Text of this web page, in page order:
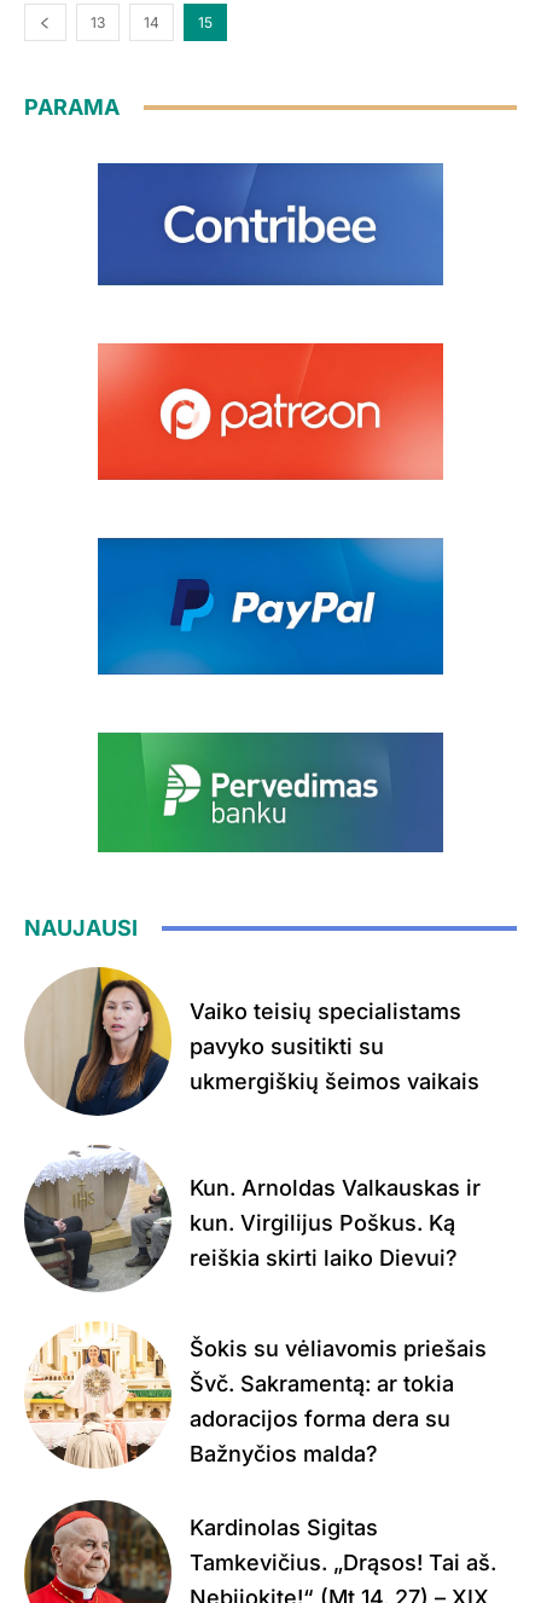
13 14 15
PARAMA
NAUJAUSI
Vaiko teisių specialistams
pavyko susitikti su
ukmergiškių šeimos vaikais
Kun. Arnoldas Valkauskas ir
kun. Virgilijus Poškus. Ką
reiškia skirti laiko Dievui?
Šokis su vėliavomis priešais
Švč. Sakramentą: ar tokia
adoracijos forma dera su
Bažnyčios malda?
Kardinolas Sigitas
Tamkevičius. „Drąsos! Tai aš.
Nebijokite!“ (Mt 14, 27) – XIX